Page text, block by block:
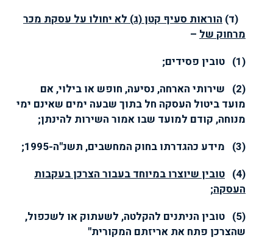
(ד( הוראות סעיף קטן (ג) לא יחולו על עסקת מכר
מרחוק של –
(1) טובין פסידים;
(2) שירותי הארחה, נסיעה, חופש או בילוי, אם
מועד ביטול העסקה חל בתוך שבעה ימים שאינם ימי
מנוחה, קודם למועד שבו אמור השירות להינתן;
(3) מידע כהגדרתו בחוק המחשבים, תשנ"ה-1995;
(4)
טובין שיוצרו במיוחד בעבור הצרכן בעקבות
העסקה;
(5) טובין הניתנים להקלטה, לשעתוק או לשכפול,
שהצרכן פתח את אריזתם המקורית"